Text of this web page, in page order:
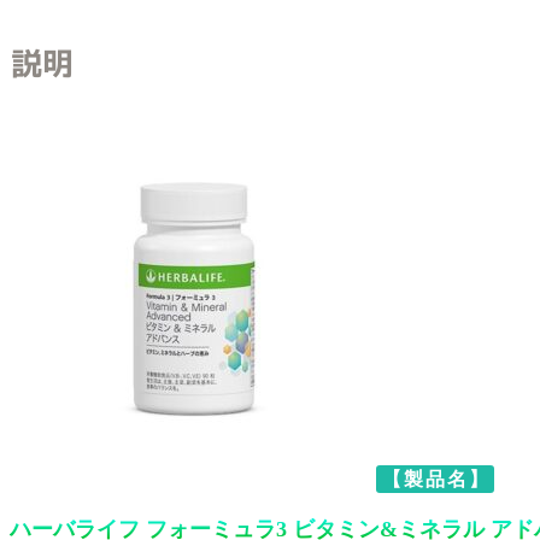
説明
【製品名】
ハーバライフ フォーミュラ3 ビタミン&ミネラル アド